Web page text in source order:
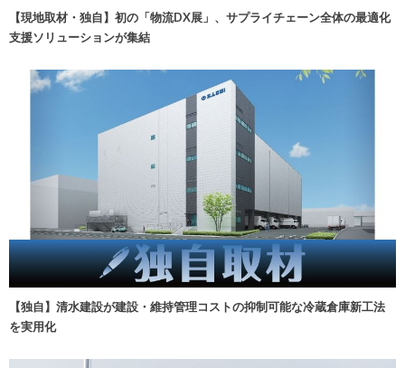
【現地取材・独自】初の「物流DX展」、サプライチェーン全体の最適化
支援ソリューションが集結
【独自】清水建設が建設・維持管理コストの抑制可能な冷蔵倉庫新工法
を実用化